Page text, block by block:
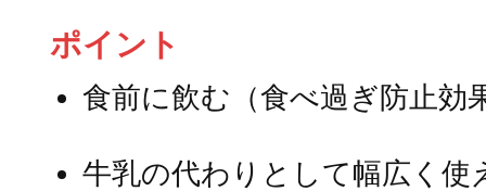
ポイント
食前に飲む（食べ過ぎ防止効
牛乳の代わりとして幅広く使